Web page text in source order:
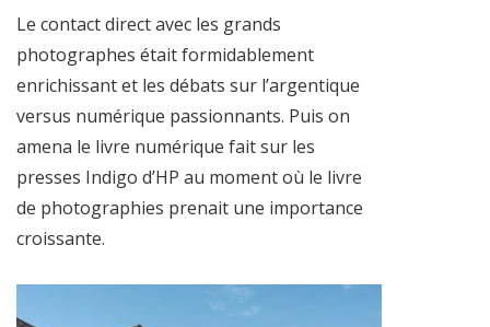
Le contact direct avec les grands
photographes était formidablement
enrichissant et les débats sur l’argentique
versus numérique passionnants. Puis on
amena le livre numérique fait sur les
presses Indigo d’HP au moment où le livre
de photographies prenait une importance
croissante.